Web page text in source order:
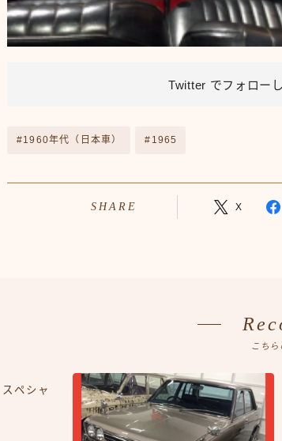
Twitter でフォロー
#1960年代（日本車） #1965
SHARE X
こち
ペシャ